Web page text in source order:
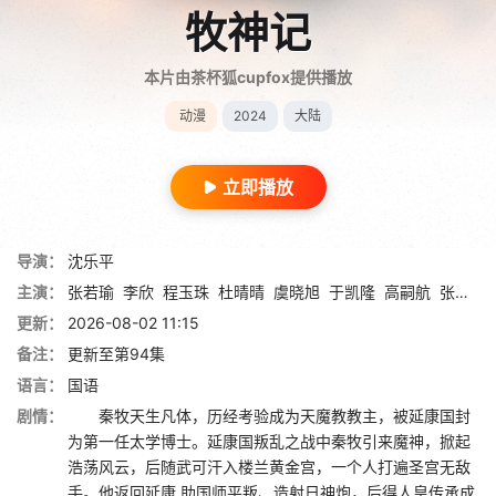
牧神记
本片由茶杯狐cupfox提供播放
动漫 2024 大陆
立即播放
导演：
沈乐平
主演：
张若瑜 李欣 程玉珠 杜晴晴 虞晓旭 于凯隆 高嗣航 张恒
更新：
2026-08-02 11:15
备注：
更新至第94集
语言：
国语
剧情：
秦牧天生凡体，历经考验成为天魔教教主，被延康国封
为第一任太学博士。延康国叛乱之战中秦牧引来魔神，掀起
浩荡风云，后随武可汗入楼兰黄金宫，一个人打遍圣宫无敌
手。他返回延康,助国师平叛、造射日神炮，后得人皇传承成